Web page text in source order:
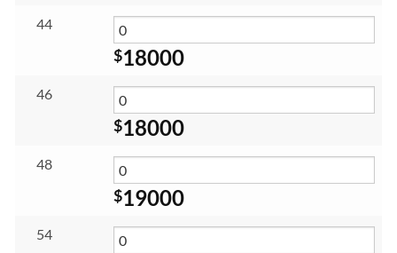
44
$18000
46
$18000
48
$19000
54